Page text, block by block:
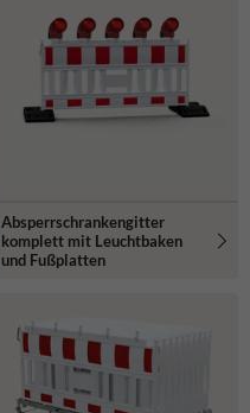
Absperrschrankengitter
komplett mit Leuchtbaken
und Fußplatten